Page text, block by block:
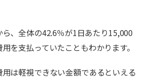
、全体の42.6％が1日あたり15,000
を支払っていたこともわかります。
は軽視できない金額であるといえる